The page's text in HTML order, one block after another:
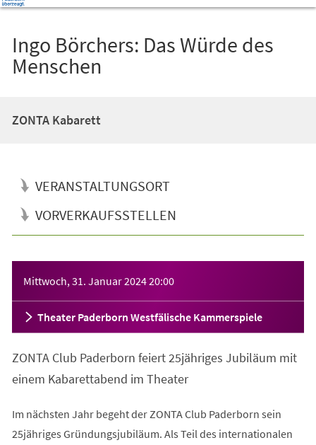
Ingo Börchers: Das Würde des
Menschen
ZONTA Kabarett
VERANSTALTUNGSORT
VORVERKAUFSSTELLEN
Mittwoch, 31. Januar 202420:00
Theater Paderborn Westfälische Kammerspiele
ZONTA Club Paderborn feiert 25jähriges Jubiläum mit
einem Kabarettabend im Theater
Im nächsten Jahr begeht der ZONTA Club Paderborn sein
25jähriges Gründungsjubiläum. Als Teil des internationalen